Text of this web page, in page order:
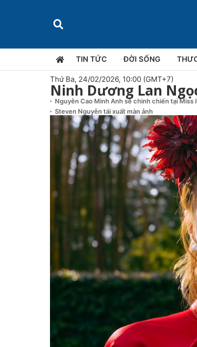
TIN TỨC ĐỜI SỐNG
Thứ Ba, 24/02/2026, 10:00 (GMT+7)
Ninh Dương Lan
Nguyễn Cao Minh Anh sẽ chinh chiến tại
Steven Nguyễn tái xuất màn ảnh